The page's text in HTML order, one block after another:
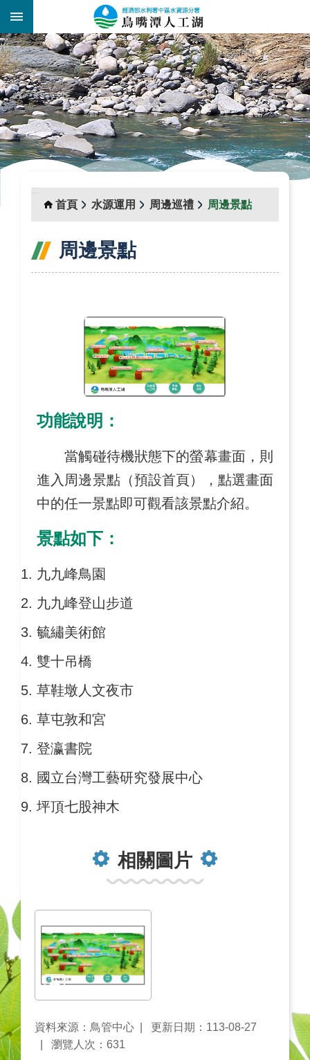
跳到主要內容區塊
::: _
:::
首頁
水源運用 周邊巡禮 周邊景點
周邊景點
功能說明：
當觸碰待機狀態下的螢幕畫面，則
進入周邊景點（預設首頁），點選畫面
中的任一景點即可觀看該景點介紹。
景點如下：
九九峰鳥園
九九峰登山步道
毓繡美術館
雙十吊橋
草鞋墩人文夜市
草屯敦和宮
登瀛書院
國立台灣工藝研究發展中心
坪頂七股神木
相關圖片
資料來源：鳥管中心
更新日期：113-08-27
瀏覽人次：631